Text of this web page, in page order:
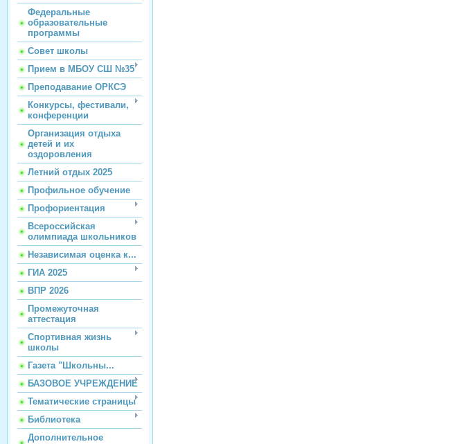
Федеральные
образовательные
программы
Совет школы
Прием в МБОУ СШ №35
Преподавание ОРКСЭ
Конкурсы, фестивали,
конференции
Организация отдыха
детей и их
оздоровления
Летний отдых 2025
Профильное обучение
Профориентация
Всероссийская
олимпиада школьников
Независимая оценка к...
ГИА 2025
ВПР 2026
Промежуточная
аттестация
Спортивная жизнь
школы
Газета "Школьны...
БАЗОВОЕ УЧРЕЖДЕНИЕ
Тематические страницы
Библиотека
Дополнительное